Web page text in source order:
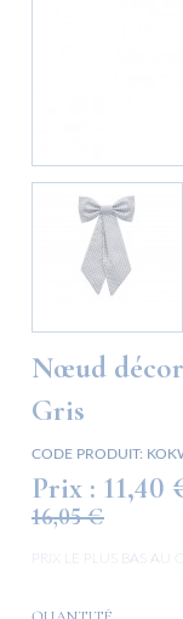
Nœud
Gris
CODE PRODUIT:
Prix : 11,40
16,05 €
PRIX LE PLUS BAS AU